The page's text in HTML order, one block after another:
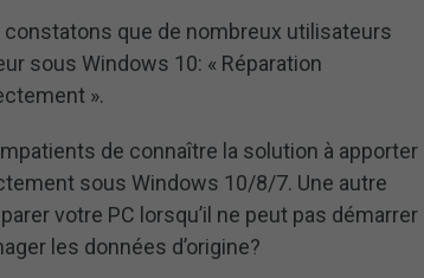
que de nombreux utilisateurs
sous Windows 10: « Réparation
».
de connaître la solution à apporter
sous Windows 10/8/7. Une autre
votre PC lorsqu’il ne peut pas démarrer
les données d’origine?